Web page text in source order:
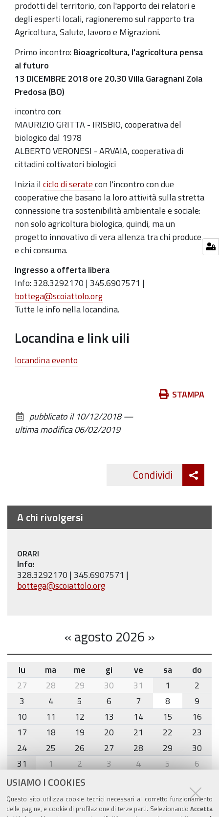
USIAMO I COOKIES
Questo sito utilizza cookie tecnici necessari al corretto funzionamento
delle pagine, e cookie di profilazione di terze parti. Selezionando Accetta
Giovedì
13
dicembre,
dalle
ore
19.30
a
Edvige
Garagnani
il
primo
incontro
della
rassegna
"6
parole
chiave":
Bioagricoltura,
Giustizia,
Sostenibilità,
Cooperazione,
Partecipazione
prodotti del territorio, con l'apporto dei relatori e
degli esperti locali, ragioneremo sul rapporto tra
Agricoltura, Salute, lavoro e Migrazioni.
Primo incontro:Bioagricoltura, l'agricoltura pensa
al futuro
13 DICEMBRE 2018 ore 20.30 Villa Garagnani Zola
Predosa (BO)
incontro con:
MAURIZIO GRITTA - IRISBIO, cooperativa del
biologico dal 1978
ALBERTO VERONESI - ARVAIA, cooperativa di
cittadini coltivatori biologici
Inizia ilciclo di seratecon l'incontro con due
cooperative che basano la loro attività sulla stretta
connessione tra sostenibilità ambientale e sociale:
non solo agricoltura biologica, quindi, ma un
progetto innovativo di vera allenza tra chi produce
e chi consuma.
Ingresso a offerta libera
Info: 328.3292170 | 345.6907571 |
bottega@scoiattolo.org
Tutte le info nella locandina.
Locandina e link uili
locandina evento
documento
STAMPA
pubblicato il 10/12/2018—
ultima modifica06/02/2019
Condividi
A chi rivolgersi
ORARI
Info:
328.3292170 | 345.6907571 |
bottega@scoiattolo.org
«agosto 2026 »
month-
8
lu ma me gi ve sa
do
27
28 29 30 31 1
2
3
4 5 6 7 8
9
10
11 12 13 14 15
16
17
18 19 20 21 22
23
24
25 26 27 28 29
30
31
1 2 3 4 5 6
Agenda eventi